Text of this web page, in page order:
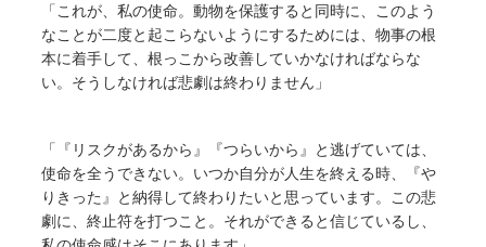
「これが、私の使命。動物を保護すると同時に、このよう
なことが二度と起こらないようにするためには、物事の根
本に着手して、根っこから改善していかなければならな
い。そうしなければ悲劇は終わりません」
「『リスクがあるから』『つらいから』と逃げていては、
使命を全うできない。いつか自分が人生を終える時、『や
りきった』と納得して終わりたいと思っています。この悲
劇に、終止符を打つこと。それができると信じているし、